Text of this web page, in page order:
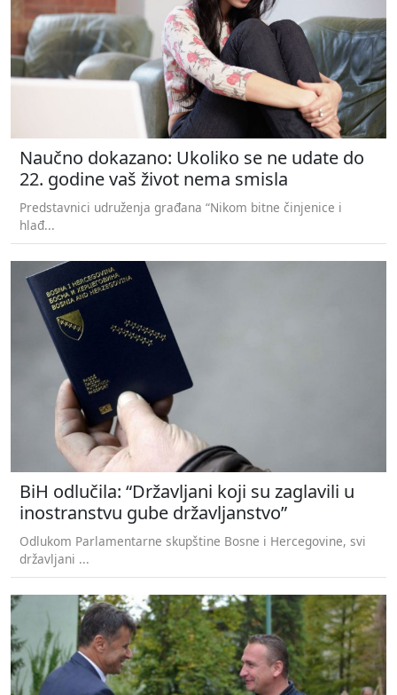
Naučno dokazano: Ukoliko se ne udate do
22. godine vaš život nema smisla
Predstavnici udruženja građana “Nikom bitne činjenice i
hlađ...
BiH odlučila: “Državljani koji su zaglavili u
inostranstvu gube državljanstvo”
Odlukom Parlamentarne skupštine Bosne i Hercegovine, svi
državljani ...